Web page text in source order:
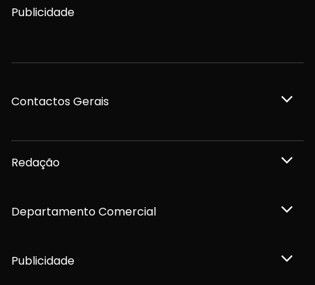
Publicidade
Contactos Gerais
Redação
Departamento Comercial
Publicidade